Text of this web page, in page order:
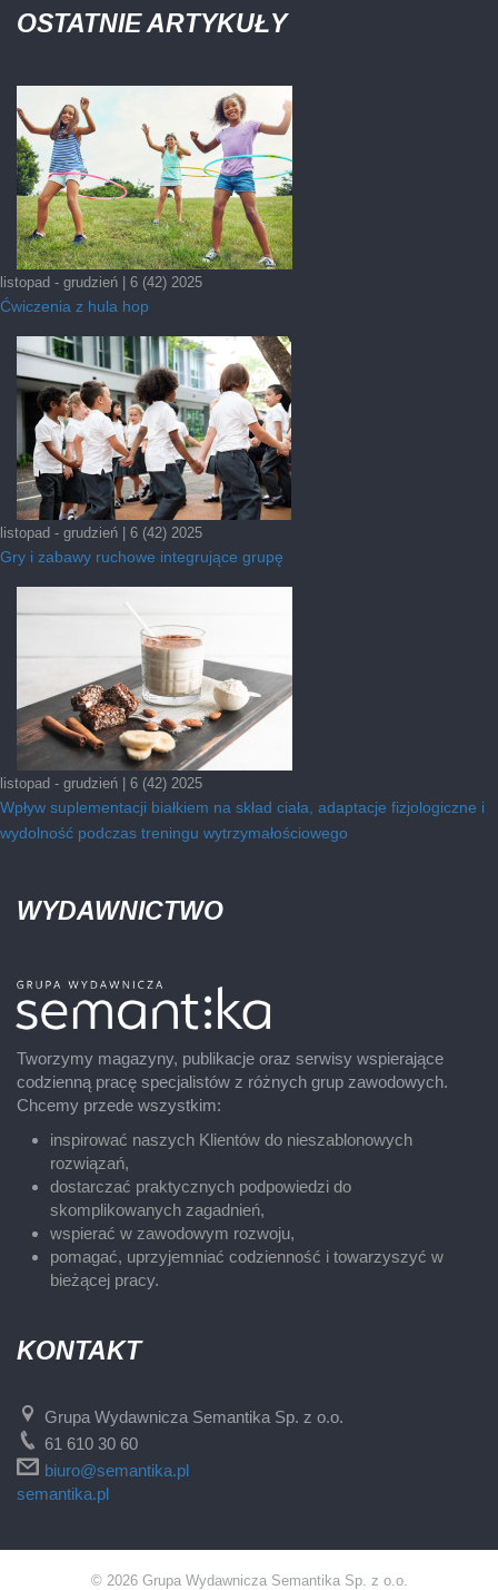
OSTATNIE ARTYKUŁY
listopad - grudzień | 6 (42) 2025
Ćwiczenia z hula hop
listopad - grudzień | 6 (42) 2025
Gry i zabawy ruchowe integrujące grupę
listopad - grudzień | 6 (42) 2025
Wpływ suplementacji białkiem na skład ciała, adaptacje fizjologiczne i
wydolność podczas treningu wytrzymałościowego
WYDAWNICTWO
Tworzymy magazyny, publikacje oraz serwisy wspierające
codzienną pracę specjalistów z różnych grup zawodowych.
Chcemy przede wszystkim:
inspirować naszych Klientów do nieszablonowych
rozwiązań,
dostarczać praktycznych podpowiedzi do
skomplikowanych zagadnień,
wspierać w zawodowym rozwoju,
pomagać, uprzyjemniać codzienność i towarzyszyć w
bieżącej pracy.
KONTAKT
Grupa Wydawnicza Semantika Sp. z o.o.
61 610 30 60
biuro@semantika.pl
semantika.pl
© 2026 Grupa Wydawnicza Semantika Sp. z o.o.